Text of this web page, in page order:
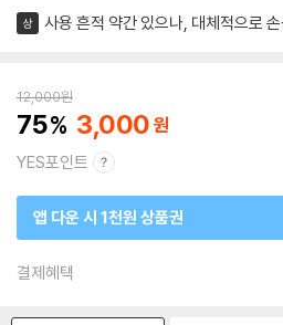
상 사용 흔적 약간 있으나, 대체적으로
12,000원
75 3,000
YES포인트
앱 다운 시 1천원 상품권
결제혜택